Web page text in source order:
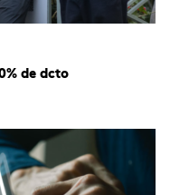
de dcto